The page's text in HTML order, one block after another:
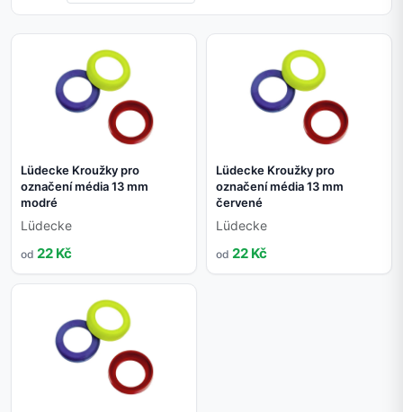
Lüdecke Kroužky pro
označení média 13 mm
modré
Lüdecke
od 22 Kč
Lüdecke Kroužky pro
označení média 13 mm
červené
Lüdecke
od 22 Kč